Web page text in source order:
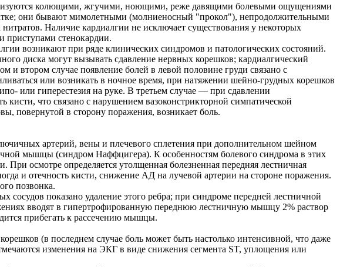
колющими, жгучими, ноющими, реже давящими болевыми ощущениями
они бывают мимолетными (молниеносный "прокол"), непродолжительными
Наличие кардиалгии не исключает существования у некоторых
приступами стенокардии.
возникают при ряде клинических синдромов и патологических состояний.
диска могут вызывать сдавление нервных корешков; кардиалгический
и втором случае появление болей в левой половине груди связано с
или возникать в ночное время, при натяжении шейно-грудных корешков
или гиперестезия на руке. В третьем случае — при сдавлении
что связано с нарушением вазоконстрикторной симпатической
повернутой в сторону поражения, возникает боль.
артерий, вены и плечевого сплетения при дополнительном шейном
мышцы (синдром Наффцигера). К особенностям болевого синдрома в этих
осмотре определяется утолщенная болезненная передняя лестничная
и отечность кисти, снижение АД на лучевой артерии на стороне поражения.
позвонка.
показано удаление этого ребра; при синдроме передней лестничной
вводят в гипертрофированную переднюю лестничную мышцу 2% раствор
прибегать к рассечению мышцы.
(в последнем случае боль может быть настолько интенсивной, что даже
изменения на ЭКГ в виде снижения сегмента ST, уплощения или